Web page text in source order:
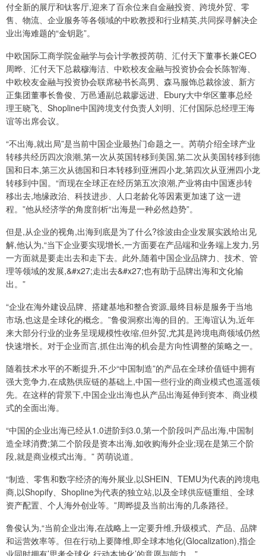
付全新的展厅和钛客厅,迎来了百余位来自金融投资、跨境外贸、零
售、物流、企业服务等各领域的中欧教授和行业精英,共同探寻解决企
业出海难题的“金钥匙”。
中欧国际工商学院金融学与会计学教授芮萌、汇付天下董事长兼CEO
周晔、汇付天下总裁穆海洁、中欧校友金融与投资协会会长陈智海、
中欧校友金融与投资协会联席秘书长高男、森马服饰总裁徐波、新方
正集团董事长鲁俊、万邑通副总裁廖远进、Ebury大中华区董事总经
理王晓飞、Shopline中国跨境支付负责人刘明、汇付国际总经理王海
谊等出席会议。
“不出海,就出局”是当前中国企业最热门命题之一。芮萌介绍全球产业
转移共经历四次浪潮,第一次从英国转移到美国,第二次从美国转移到德
国和日本,第三次从德国和日本转移到亚洲四小龙,第四次从亚洲四小龙
转移到中国。“而现在全球正在经历第五次浪潮,产业将由中国逐步转
移出去,地缘政治、科技进步、人口老龄化等因素更加速了这一进
程。”他从经济学的角度剖析“出海是一种必然趋势”。
但是,从企业的视角,出海到底是为了什么?徐波由企业发展实践给出见
解,他认为,“当下企业要实现增长,一方面要在产品端和业务端上发力,另
一方面就是要走出去和走下去。此外,随着中国企业品牌力、技术、管
理等领域的发展,&#x27;走出去&#x27;也有助于品牌出海和文化输
出。”
“企业在海外建设品牌、搭建基地和整合资源,最终目标是服务于当地
市场,也这是全球化的概念。”鲁俊洞察出海的目的。王海谊认为,近年
来大部分行业的业务呈现规模性收缩,但外贸,尤其是跨境电商领域仍然
快速增长。对于企业而言,抓住出海的机会是方向性调整的策略之一。
随着技术水平的不断提升,不少“中国制造”的产品在全球价值链中拥有
强大竞争力,在成熟供应链的基础上,中国一些行业的商业模式也遥遥领
先。在这样的背景下,中国企业出海也从产品出海延伸到资本、商业模
式的全面出海。
“中国的企业出海已经从1.0进阶到3.0,第一个阶段叫产品出海,中国制
造全球消费;第二个阶段是资本出海,如收购海外企业;现在是第三个阶
段,就是商业模式出海。” 芮萌说道。
“制造、零售和数字经济的海外展业,以SHEIN、TEMU为代表的跨境电
商,以Shopify、Shopline为代表的独立站,以及全球供应链重组、全球
资产配置、个人海外创业等。”周晔提及当前出海的几条路径。
鲁俊认为,“当前企业出海,在战略上一定要升维,升级模式、产品、品牌
和运营效率等。但在行动上要降维,即全球本地化(Glocalization),指企
业同时拥有’思考全球化,行动本地化’的意愿与能力。”